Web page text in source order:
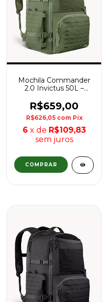
Mochila Commander
2.0 Invictus 50L –
R$659,00
R$626,05 com Pix
6 x de R$109,83
sem juros